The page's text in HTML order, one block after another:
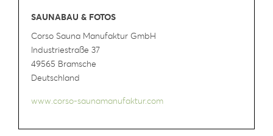
SAUNABAU & FOTOS
Corso Sauna Manufaktur GmbH
Industriestraße 37
49565 Bramsche
Deutschland
www.corso-saunamanufaktur.com